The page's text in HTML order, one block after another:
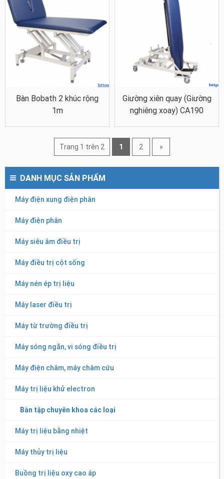
Bàn Bobath 2 khúc rộng
1m
Giường xiên quay (Giường
nghiêng xoay) CA190
Trang 1 trên 2 1 2 »
DANH MỤC SẢN PHẨM
Máy điện xung điện phân
Máy điện phân
Máy siêu âm điều trị
Máy điều trị cột sống
Máy nén ép trị liệu
Máy laser điều trị
Máy từ trường điều trị
Máy sóng ngắn, vi sóng điều trị
Máy điện châm, máy châm cứu
Máy trị liệu khử electron
Bàn tập chuyên khoa các loại
Máy trị liệu bằng nhiệt
Máy thủy trị liệu
Buồng trị liệu oxy cao áp